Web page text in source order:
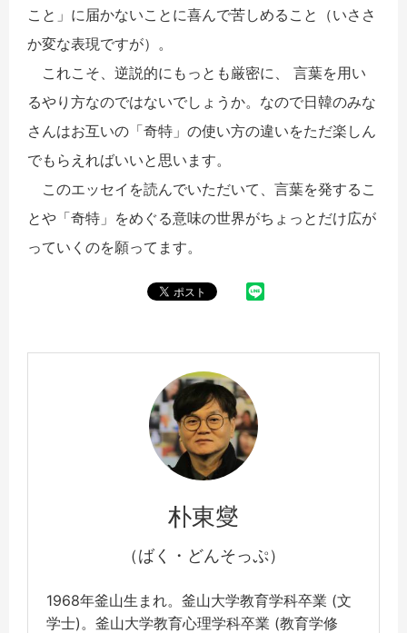
こと」に届かないことに喜んで苦しめること（いささ
か変な表現ですが）。
これこそ、逆説的にもっとも厳密に、 言葉を用い
るやり方なのではないでしょうか。なので日韓のみな
さんはお互いの「奇特」の使い方の違いをただ楽しん
でもらえればいいと思います。
このエッセイを読んでいただいて、言葉を発するこ
とや「奇特」をめぐる意味の世界がちょっとだけ広が
っていくのを願ってます。
朴東燮
（ばく・どんそっぷ）
1968年釜山生まれ。釜山大学教育学科卒業 (文
学士)。釜山大学教育心理学科卒業 (教育学修